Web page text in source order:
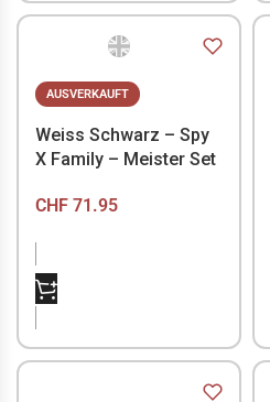
AUSVERKAUFT
Weiss Schwarz – Spy
X Family – Meister Set
CHF 71.95